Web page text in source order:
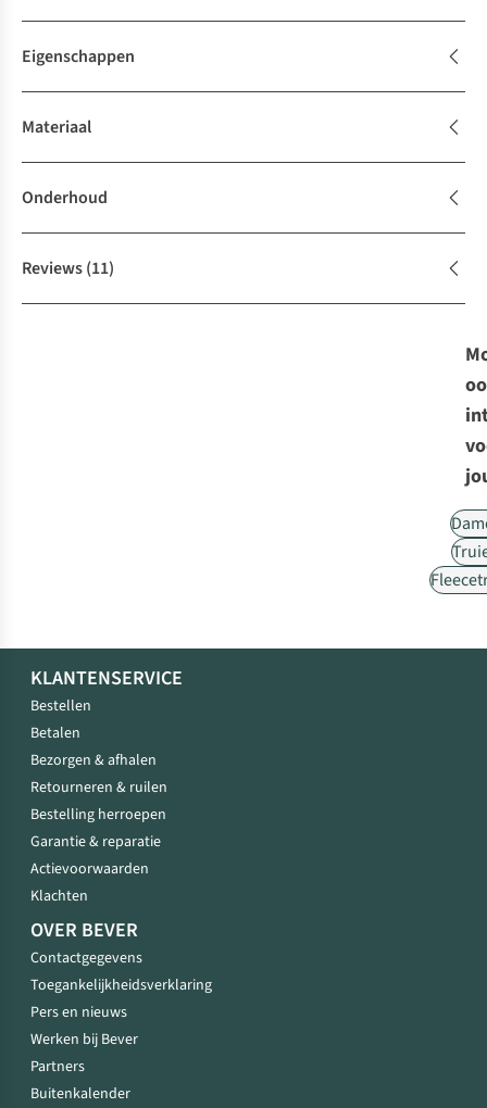
Eigenschappen
Materiaal
Onderhoud
Reviews(11)
KLANTENSERVICE
Bestellen
Betalen
Bezorgen & afhalen
Retourneren & ruilen
Bestelling herroepen
Garantie & reparatie
Actievoorwaarden
Klachten
OVER BEVER
Contactgegevens
Toegankelijkheidsverklaring
Pers en nieuws
Werken bij Bever
Partners
Buitenkalender